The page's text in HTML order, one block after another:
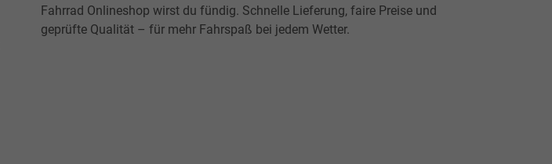
Fahrrad Onlineshop wirst du fündig. Schnelle Lieferung, faire Preise und
geprüfte Qualität – für mehr Fahrspaß bei jedem Wetter.